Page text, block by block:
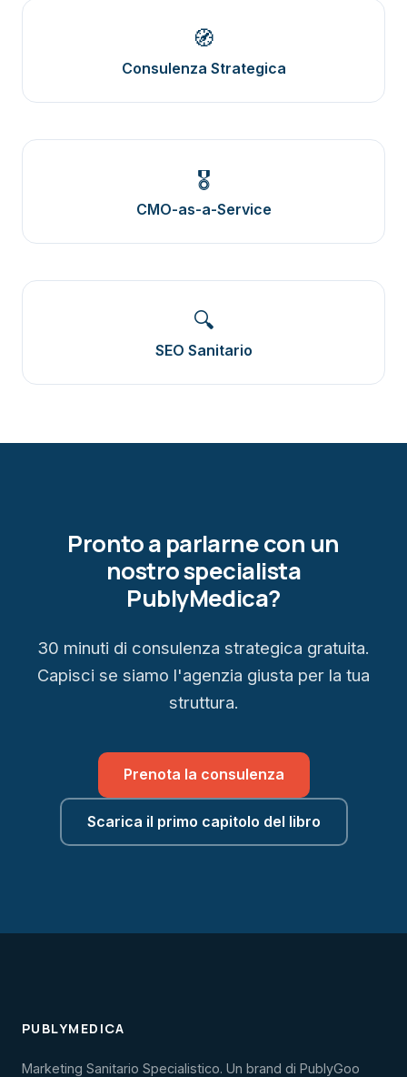
🧭
Consulenza Strategica
🎖️
CMO-as-a-Service
🔍
SEO Sanitario
Pronto a parlarne con un
nostro specialista
PublyMedica?
30 minuti di consulenza strategica gratuita.
Capisci se siamo l'agenzia giusta per la tua
struttura.
Prenota la consulenza
Scarica il primo capitolo del libro
PUBLYMEDICA
Marketing Sanitario Specialistico. Un brand di PublyGoo